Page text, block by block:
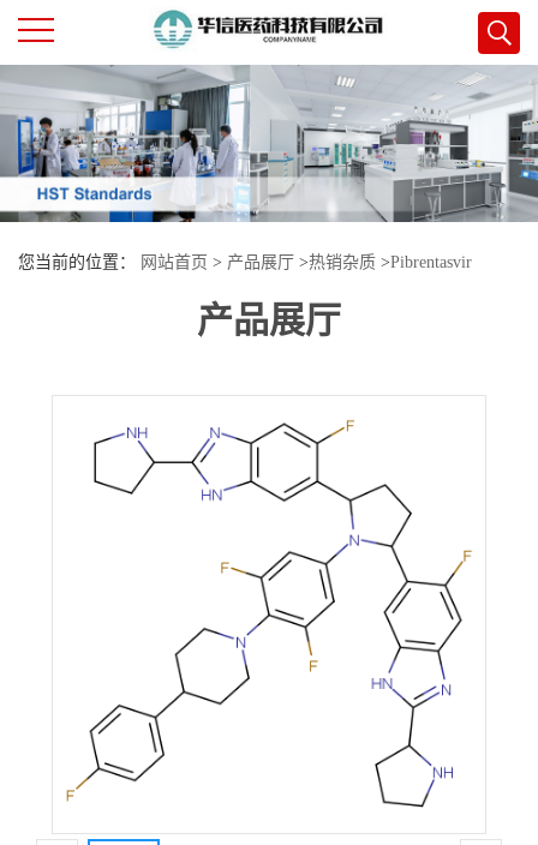
公
司
首
页
司
您当前的位置： 网站首页 > 产品展厅 >热销杂质 >Pibrentasvir
产品展厅